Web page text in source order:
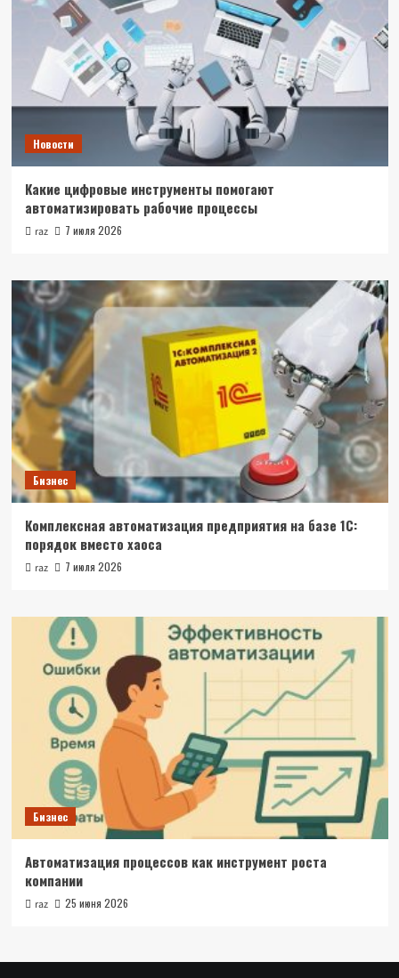
Новости
Какие цифровые инструменты помогают
автоматизировать рабочие процессы
raz 7 июля 2026
Бизнес
Комплексная автоматизация предприятия на базе 1С:
порядок вместо хаоса
raz 7 июля 2026
Бизнес
Автоматизация процессов как инструмент роста
компании
raz 25 июня 2026